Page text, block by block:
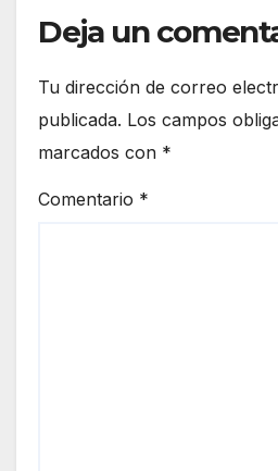
Deja un
Tu dirección de correo
publicada. Los campos
marcados con *
Comentario *